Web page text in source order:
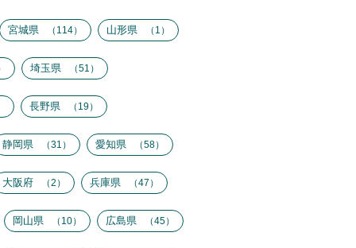
宮城県 114 山形県 1
埼玉県 51
長野県 19
静岡県 31 愛知県 58
大阪府 2 兵庫県 47
岡山県 10 広島県 45